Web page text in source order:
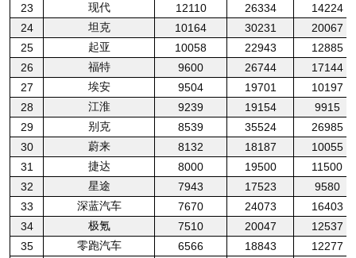
23
现代 12110 26334
14224
24
坦克 10164 30231
20067
25
起亚 10058 22943
12885
26
福特 9600 26744
17144
27
埃安 9504 19701
10197
28
江淮 9239 19154
9915
29
别克 8539 35524
26985
30
蔚来 8132 18187
10055
31
捷达 8000 19500
11500
32
星途 7943 17523
9580
33
深蓝汽车 7670 24073
16403
34
极氪 7510 20047
12537
35
零跑汽车 6566 18843
12277